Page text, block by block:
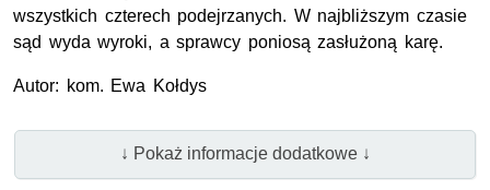
wszystkich czterech podejrzanych. W najbliższym czasie
sąd wyda wyroki, a sprawcy poniosą zasłużoną karę.
Autor: kom. Ewa Kołdys
↓ Pokaż informacje dodatkowe ↓